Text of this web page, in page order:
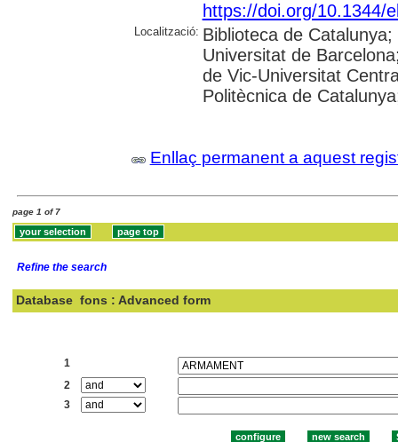
https://doi.org/10.1344/
Localització: Biblioteca de
Universitat de
de Vic-Universitat
Politècnica de
Enllaç permanent a aquest
page 1 of 7
Refine the search
Database fons : Advanced form
1
2
3